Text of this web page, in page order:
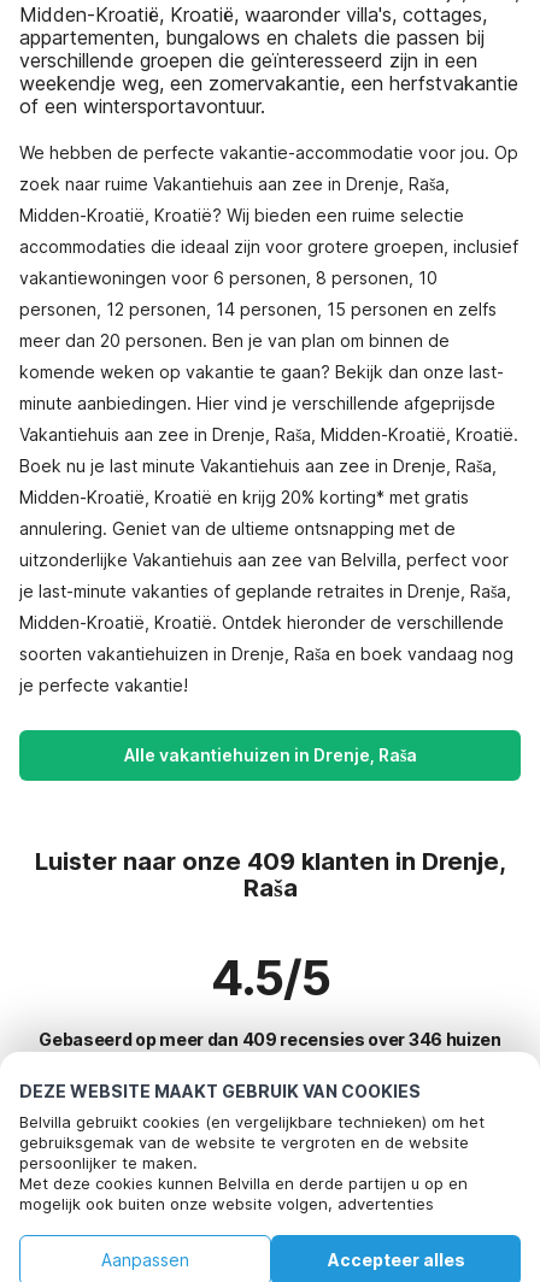
DEZE WEBSITE MAAKT GEBRUIK VAN COOKIES
Belvilla gebruikt cookies (en vergelijkbare technieken) om het
gebruiksgemak van de website te vergroten en de website
persoonlijker te maken.
Met deze cookies kunnen Belvilla en derde partijen u op en
mogelijk ook buiten onze website volgen, advertenties
social media.
Door op "accepteren" te klikken gaat u hiermee akkoord. Meer
Accepteer alles
Aanpassen
Midden-Kroatië, Kroatië, waaronder villa's, cottages,
appartementen, bungalows en chalets die passen bij
verschillende groepen die geïnteresseerd zijn in een
weekendje weg, een zomervakantie, een herfstvakantie
of een wintersportavontuur.
We hebben de perfecte vakantie-accommodatie voor jou. Op
zoek naar ruime Vakantiehuis aan zee in Drenje, Raša,
Midden-Kroatië, Kroatië? Wij bieden een ruime selectie
accommodaties die ideaal zijn voor grotere groepen, inclusief
vakantiewoningen voor 6 personen, 8 personen, 10
personen, 12 personen, 14 personen, 15 personen en zelfs
meer dan 20 personen. Ben je van plan om binnen de
komende weken op vakantie te gaan? Bekijk dan onze last-
minute aanbiedingen. Hier vind je verschillende afgeprijsde
Vakantiehuis aan zee in Drenje, Raša, Midden-Kroatië, Kroatië.
Boek nu je last minute Vakantiehuis aan zee in Drenje, Raša,
Midden-Kroatië, Kroatië en krijg 20% korting* met gratis
annulering. Geniet van de ultieme ontsnapping met de
uitzonderlijke Vakantiehuis aan zee van Belvilla, perfect voor
je last-minute vakanties of geplande retraites in Drenje, Raša,
Midden-Kroatië, Kroatië. Ontdek hieronder de verschillende
soorten vakantiehuizen in Drenje, Raša en boek vandaag nog
je perfecte vakantie!
Alle vakantiehuizen in Drenje, Raša
Luister naar onze 409 klanten in Drenje,
Raša
4.5/5
Gebaseerd op meer dan 409 recensies over 346 huizen
Meest populaire bestemmingen voor
vakantie
Top steden met top voorzieningen voor vakantie
Kindvriendelijke vakantiehuizen bayeux
Top steden met top voorzieningen voor vakantie